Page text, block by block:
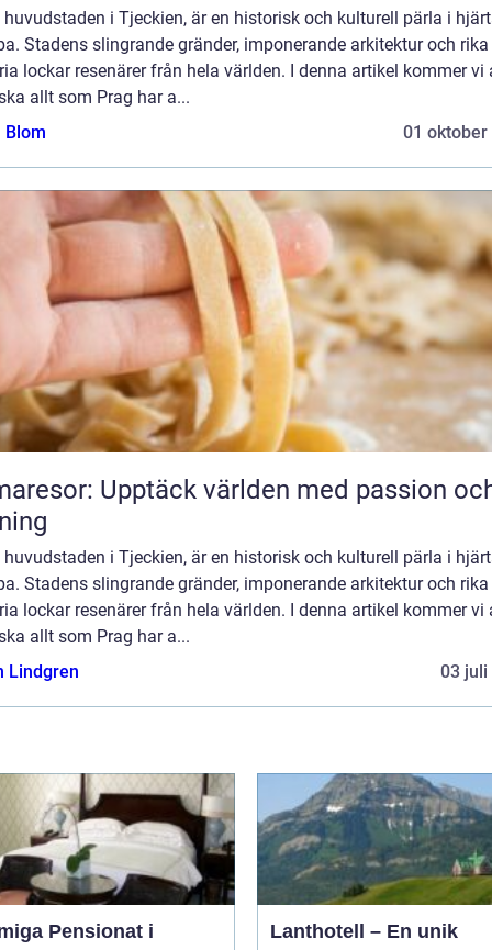
huvudstaden i Tjeckien, är en historisk och kulturell pärla i
Stadens slingrande gränder, imponerande arkitektur och rika
lockar resenärer från hela världen. I denna artikel kommer vi
allt som Prag har a...
Blom
01 oktober
Upptäck världen med passion
huvudstaden i Tjeckien, är en historisk och kulturell pärla i
Stadens slingrande gränder, imponerande arkitektur och rika
lockar resenärer från hela världen. I denna artikel kommer vi
allt som Prag har a...
Lindgren
03 juli
Pensionat i
Lanthotell – En unik